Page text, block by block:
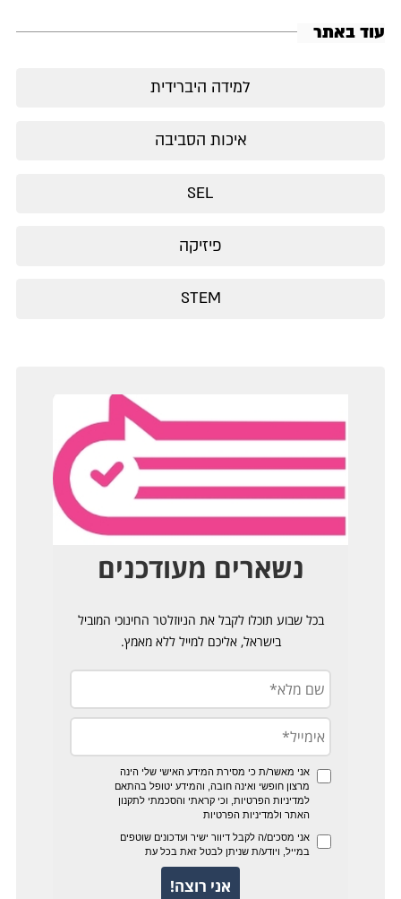
עוד באתר
למידה היברידית
איכות הסביבה
SEL
פיזיקה
STEM